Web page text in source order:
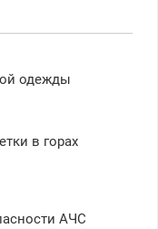
одежды
в горах
АЧС